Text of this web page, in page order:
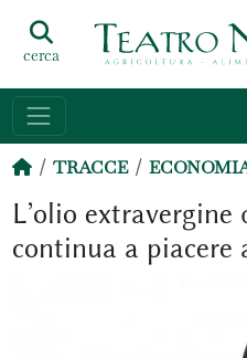
cerca
TRACCE
L’olio
continua a piacere